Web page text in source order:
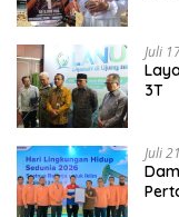
Juli
3T
Juli